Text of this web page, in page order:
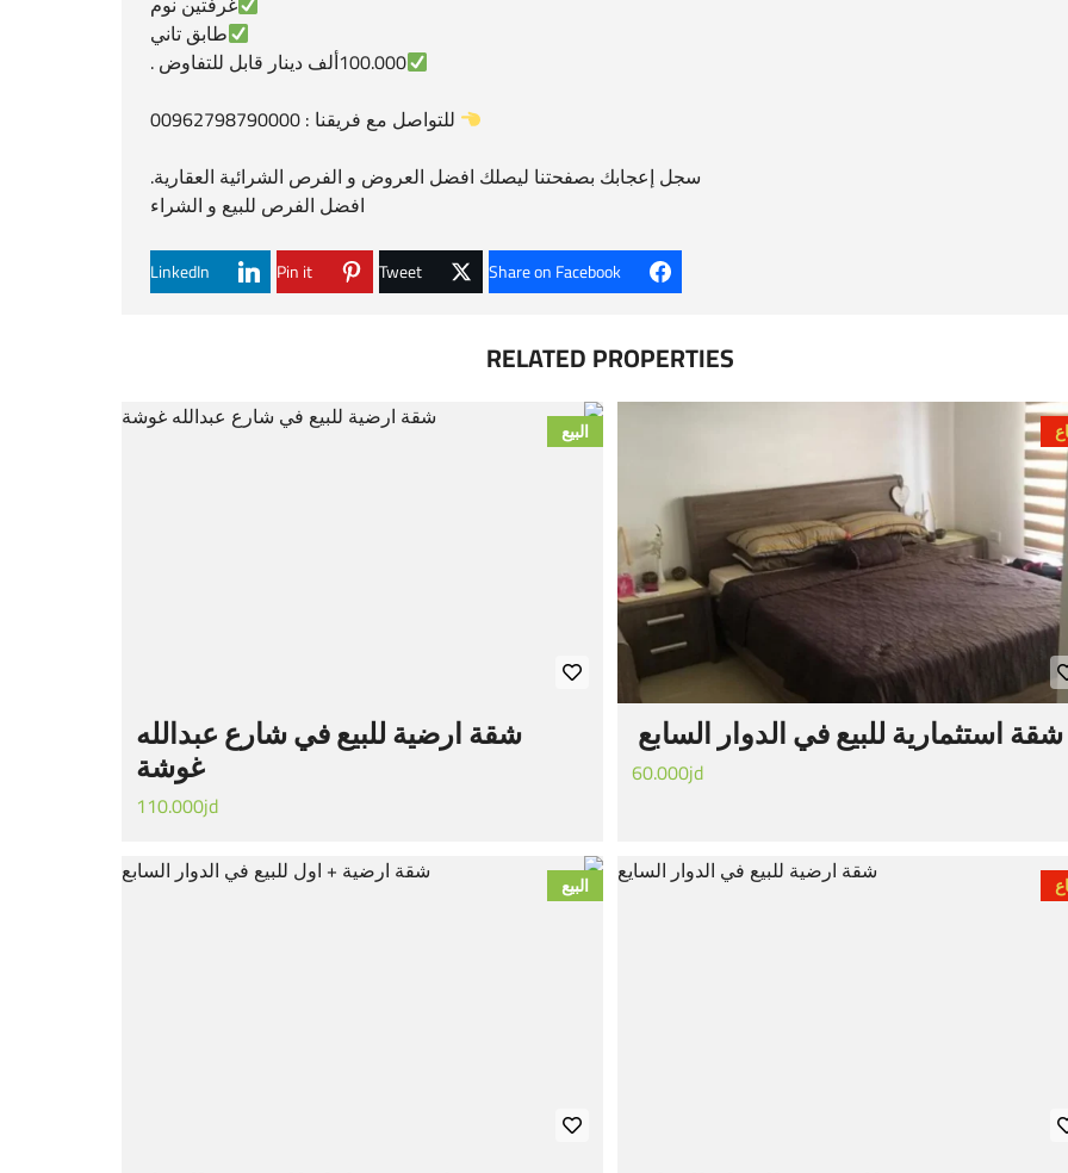
طابق تاني
100.000ألف دينار قابل للتفاوض .
للتواصل مع فريقنا : 00962798790000
سجل إعجابك بصفحتنا ليصلك افضل العروض و الفرص الشرائية العقارية.
افضل الفرص للبيع و الشراء
Share on Facebook
Tweet
Pin it
LinkedIn
RELATED PROPERTIES
شقة استثمارية للبيع في الدوار السابع
60.000jd
البيع
شقة ارضية للبيع في شارع عبدالله
غوشة
110.000jd
البيع